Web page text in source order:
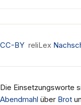
CC-BY reliLex
Die Einsetzungsworte
Abendmahl über Brot